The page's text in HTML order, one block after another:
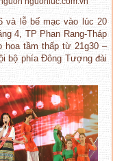
và lễ bế mạc vào lúc 20
4, TP Phan Rang-Tháp
hoa tầm thấp từ 21g30 –
bộ phía Đông Tượng đài